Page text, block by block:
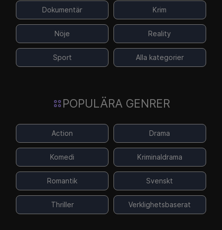
Dokumentär Krim
Nöje Reality
Sport Alla kategorier
POPULÄRA GENRER
Action Drama
Komedi Kriminaldrama
Romantik Svenskt
Thriller Verklighetsbaserat